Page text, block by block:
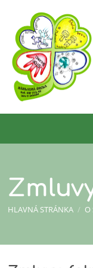
HLAVNÁ STRÁNKA / O